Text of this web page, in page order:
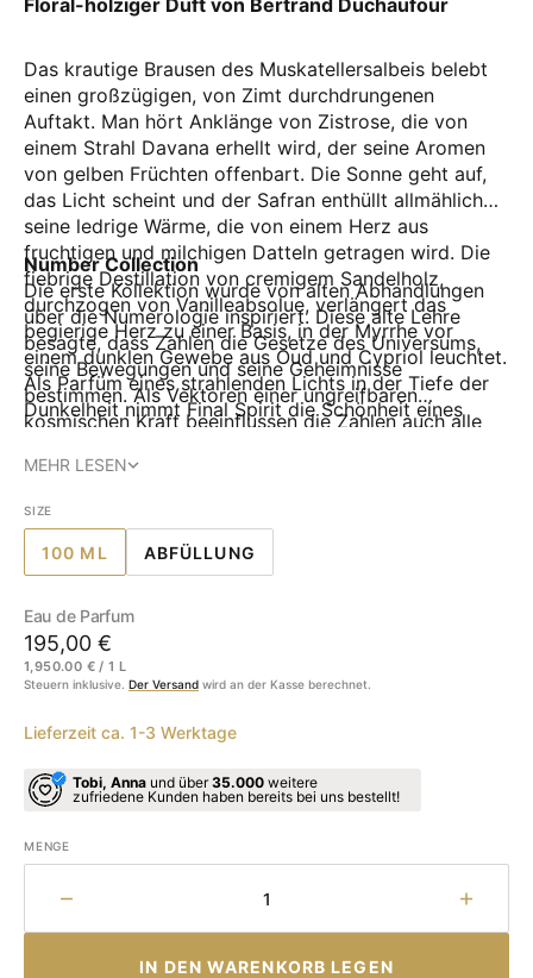
Floral-holziger Duft von Bertrand Duchaufour
Das krautige Brausen des Muskatellersalbeis belebt
einen großzügigen, von Zimt durchdrungenen
Auftakt. Man hört Anklänge von Zistrose, die von
einem Strahl Davana erhellt wird, der seine Aromen
von gelben Früchten offenbart. Die Sonne geht auf,
das Licht scheint und der Safran enthüllt allmählich
seine ledrige Wärme, die von einem Herz aus
fruchtigen und milchigen Datteln getragen wird. Die
fiebrige Destillation von cremigem Sandelholz,
durchzogen von Vanilleabsolue, verlängert das
begierige Herz zu einer Basis, in der Myrrhe vor
einem dunklen Gewebe aus Oud und Cypriol leuchtet.
Als Parfüm eines strahlenden Lichts in der Tiefe der
Dunkelheit nimmt Final Spirit die Schönheit eines
Wahrheit findet.
Number Collection
Die erste Kollektion wurde von alten Abhandlungen
über die Numerologie inspiriert. Diese alte Lehre
besagte, dass Zahlen die Gesetze des Universums,
seine Bewegungen und seine Geheimnisse
bestimmen. Als Vektoren einer ungreifbaren
kosmischen Kraft beeinflussen die Zahlen auch alle
die beruhigen, inspirieren, energetisieren,
wiederbeleben, Schutz und Glück anziehen …
MEHR LESEN
SIZE
100 MLVARIANTE
ODER
NICHT
VERFÜGBAR
ABFÜLLUNG
VARIANTE
Eau de Parfum
Regulärer
Preis
195,00 €
EINZELPREIS
1,950.00 € / 1 L
Steuern inklusive. Der Versand wird an der Kasse berechnet.
Lieferzeit ca. 1-3 Werktage
Tobi, Anna und über35.000 weitere
zufriedene Kunden haben bereits bei uns bestellt!
MENGE
Menge
für
Spiritum
Menge
für
IN DEN WARENKORB LEGEN